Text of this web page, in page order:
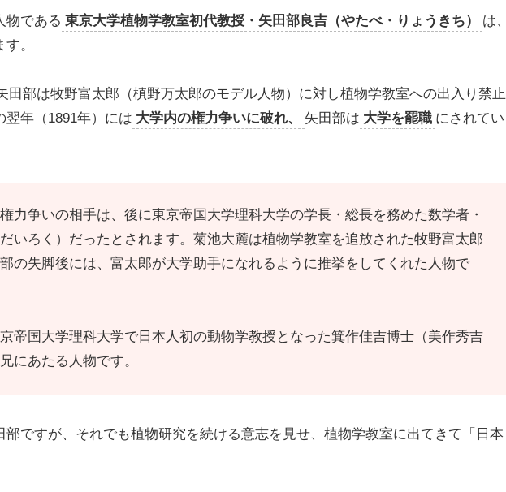
物である 東京大学植物学教室初代教授・矢田部良吉（やたべ・りょうきち）
は、
。
田部は牧野富太郎（槙野万太郎のモデル人物）に対し植物学教室への出入り禁止
翌年（1891年）には 大学内の権力争いに破れ、 矢田部は 大学を罷職 にされてい
力争いの相手は、後に東京帝国大学理科大学の学長・総長を務めた数学者・
いろく）だったとされます。菊池大麓は植物学教室を追放された牧野富太郎
の失脚後には、富太郎が大学助手になれるように推挙をしてくれた人物で
帝国大学理科大学で日本人初の動物学教授となった箕作佳吉博士（美作秀吉
にあたる人物です。
部ですが、それでも植物研究を続ける意志を見せ、植物学教室に出てきて「日本